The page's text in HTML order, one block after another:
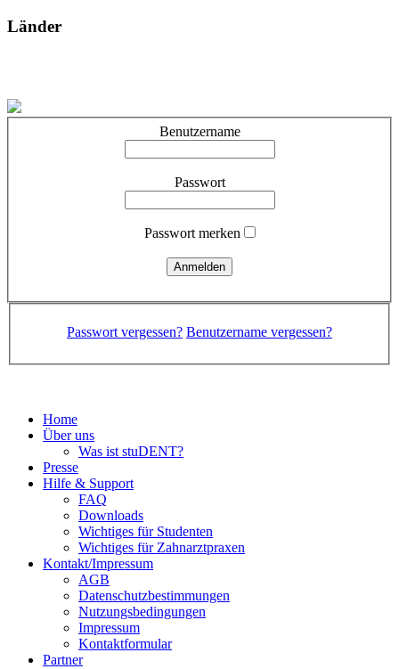
Länder
Benutzername
Passwort
Passwort merken
Passwort vergessen? Benutzername vergessen?
Home
Über uns
Was ist stuDENT?
Presse
Hilfe & Support
FAQ
Downloads
Wichtiges für Studenten
Wichtiges für Zahnarztpraxen
Kontakt/Impressum
AGB
Datenschutzbestimmungen
Nutzungsbedingungen
Impressum
Kontaktformular
Partner